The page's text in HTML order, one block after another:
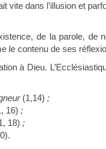
vite dans l’illusion et
de la parole, de
le contenu de ses
à Dieu.
(1,14) ;
16) ;
18) ;